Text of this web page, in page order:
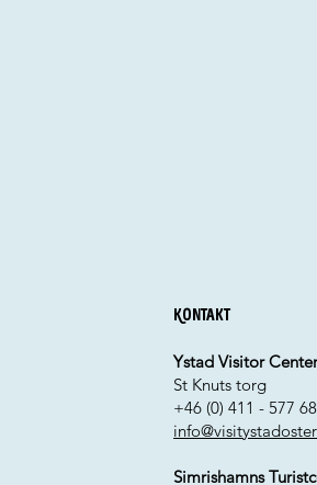
Kontakt
Ystad Visitor
St Knuts torg
+46 (0) 411 - 577
Simrishamns